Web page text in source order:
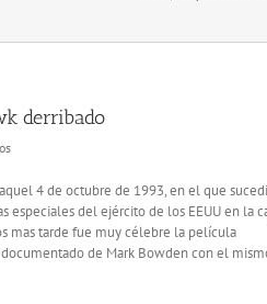
derribado
en
años
de
la
4 de octubre de 1993, en el que
especiales del ejército de los EEUU en la
mas tarde fue muy célebre la película
de Mark Bowden con el